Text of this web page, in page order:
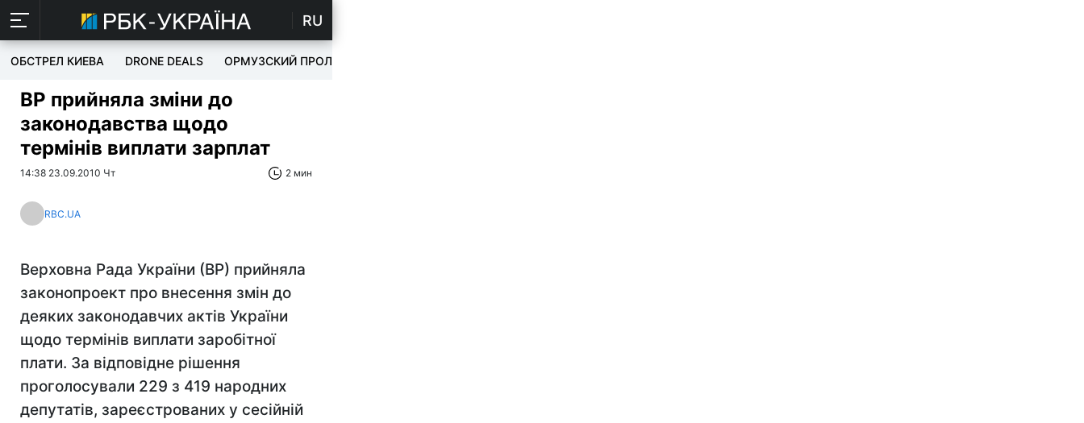
RU
ОБСТРЕЛ КИЕВА DRONE DEALS ОРМУЗСКИЙ ПРОЛИВ
ВР прийняла зміни до
законодавства щодо
термінів виплати зарплат
14:38 23.09.2010 Чт 2 мин
RBC.UA
Верховна Рада України (ВР) прийняла
законопроект про внесення змін до
деяких законодавчих актів України
щодо термінів виплати заробітної
плати. За відповідне рішення
проголосували 229 з 419 народних
депутатів, зареєстрованих у сесійній